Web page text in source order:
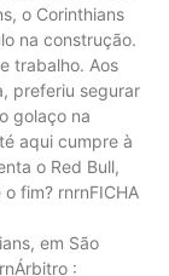
o Corinthians
na construção.
trabalho. Aos
preferiu segurar
golaço na
aqui cumpre à
o Red Bull,
fim? rnrnFICHA
em São
: